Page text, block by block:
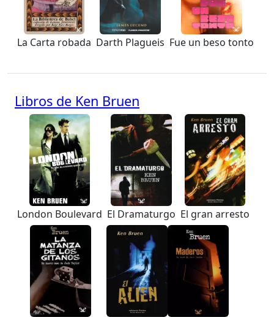
La Carta robada Darth Plagueis Fue un beso tonto
Libros de Ken Bruen
London Boulevard El Dramaturgo El gran arresto